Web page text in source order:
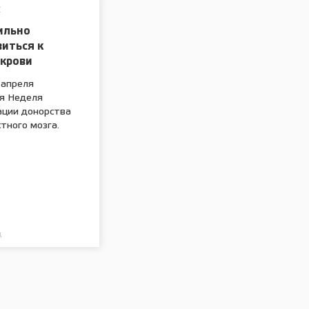
к
Неделя
донорства
мозга.